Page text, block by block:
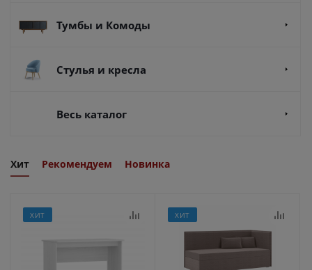
Тумбы и Комоды
Стулья и кресла
Весь каталог
Хит Рекомендуем Новинка
ХИТ ХИТ